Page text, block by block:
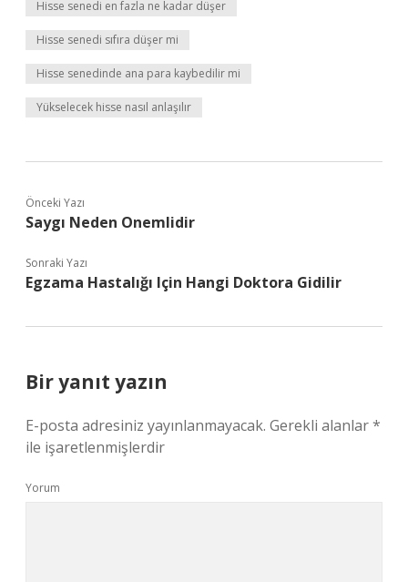
Hisse senedi en fazla ne kadar düşer
Hisse senedi sıfıra düşer mi
Hisse senedinde ana para kaybedilir mi
Yükselecek hisse nasıl anlaşılır
Önceki Yazı
Saygı Neden Onemlidir
Sonraki Yazı
Egzama Hastalığı Için Hangi Doktora Gidilir
Bir yanıt yazın
E-posta adresiniz yayınlanmayacak. Gerekli alanlar*
ile işaretlenmişlerdir
Yorum